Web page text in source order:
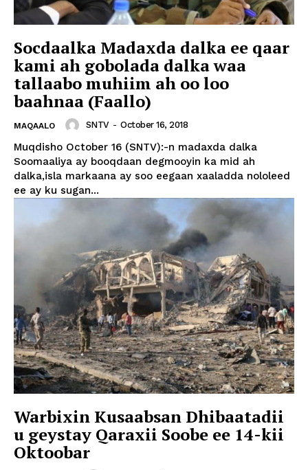
Socdaalka Madaxda dalka ee qaar
kami ah gobolada dalka waa
tallaabo muhiim ah oo loo
baahnaa (Faallo)
MAQAALO SNTV - October 16, 2018
Muqdisho October 16 (SNTV):-n madaxda dalka
Soomaaliya ay booqdaan degmooyin ka mid ah
dalka,isla markaana ay soo eegaan xaaladda nololeed
ee ay ku sugan...
Warbixin Kusaabsan Dhibaatadii
u geystay Qaraxii Soobe ee 14-kii
Oktoobar